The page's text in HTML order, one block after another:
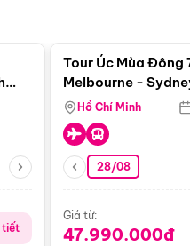
tiết
Tour Úc Mùa Đông
Melbourne -
Airways)
Hồ Chí Minh
28/08
Giá từ:
47.990.000đ